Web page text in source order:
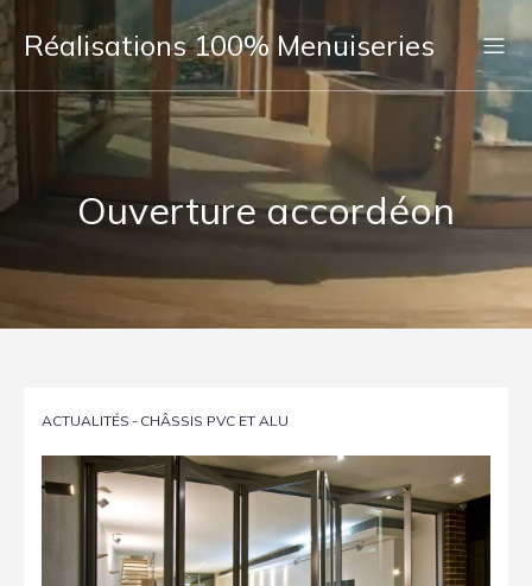
Réalisations 100% Menuiseries
Ouverture accordéon
ACTUALITÉS - CHÂSSIS PVC ET ALU